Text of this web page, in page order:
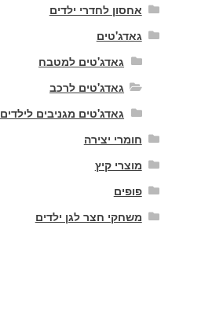
אחסון לחדרי ילדים
גאדג'טים
גאדג'טים למטבח
גאדג'טים לרכב
גאדג'טים מגניבים לילדים
חומרי יצירה
מוצרי קיץ
פופים
משחקי חצר לגן ילדים